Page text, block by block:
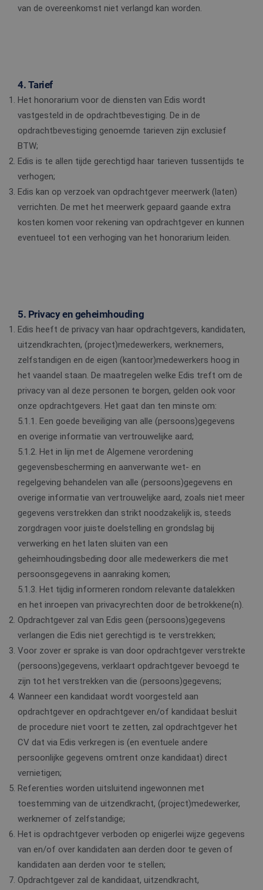
van de overeenkomst niet verlangd kan worden.
4. Tarief
Het honorarium voor de diensten van Edis wordt
vastgesteld in de opdrachtbevestiging. De in de
opdrachtbevestiging genoemde tarieven zijn exclusief
BTW;
Edis is te allen tijde gerechtigd haar tarieven tussentijds te
verhogen;
Edis kan op verzoek van opdrachtgever meerwerk (laten)
verrichten. De met het meerwerk gepaard gaande extra
kosten komen voor rekening van opdrachtgever en kunnen
eventueel tot een verhoging van het honorarium leiden.
5. Privacy en geheimhouding
Edis heeft de privacy van haar opdrachtgevers, kandidaten,
uitzendkrachten, (project)medewerkers, werknemers,
zelfstandigen en de eigen (kantoor)medewerkers hoog in
het vaandel staan. De maatregelen welke Edis treft om de
privacy van al deze personen te borgen, gelden ook voor
onze opdrachtgevers. Het gaat dan ten minste om:
5.1.1. Een goede beveiliging van alle (persoons)gegevens
en overige informatie van vertrouwelijke aard;
5.1.2. Het in lijn met de Algemene verordening
gegevensbescherming en aanverwante wet- en
regelgeving behandelen van alle (persoons)gegevens en
overige informatie van vertrouwelijke aard, zoals niet meer
gegevens verstrekken dan strikt noodzakelijk is, steeds
zorgdragen voor juiste doelstelling en grondslag bij
verwerking en het laten sluiten van een
geheimhoudingsbeding door alle medewerkers die met
persoonsgegevens in aanraking komen;
5.1.3. Het tijdig informeren rondom relevante datalekken
en het inroepen van privacyrechten door de betrokkene(n).
Opdrachtgever zal van Edis geen (persoons)gegevens
verlangen die Edis niet gerechtigd is te verstrekken;
Voor zover er sprake is van door opdrachtgever verstrekte
(persoons)gegevens, verklaart opdrachtgever bevoegd te
zijn tot het verstrekken van die (persoons)gegevens;
Wanneer een kandidaat wordt voorgesteld aan
opdrachtgever en opdrachtgever en/of kandidaat besluit
de procedure niet voort te zetten, zal opdrachtgever het
CV dat via Edis verkregen is (en eventuele andere
persoonlijke gegevens omtrent onze kandidaat) direct
vernietigen;
Referenties worden uitsluitend ingewonnen met
toestemming van de uitzendkracht, (project)medewerker,
werknemer of zelfstandige;
Het is opdrachtgever verboden op enigerlei wijze gegevens
van en/of over kandidaten aan derden door te geven of
kandidaten aan derden voor te stellen;
Opdrachtgever zal de kandidaat, uitzendkracht,